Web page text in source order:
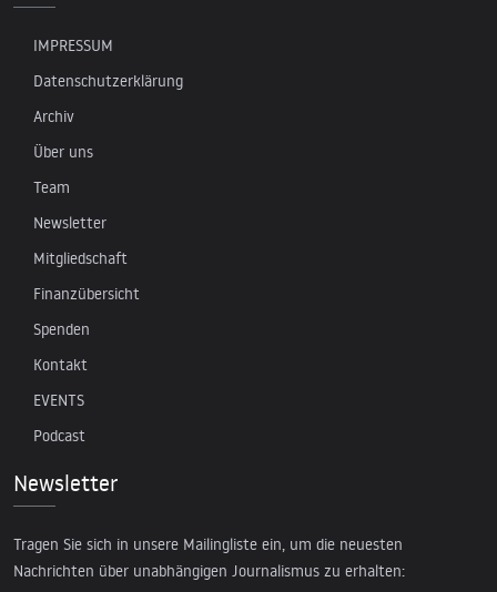
IMPRESSUM
Datenschutzerklärung
Archiv
Über uns
Team
Newsletter
Mitgliedschaft
Finanzübersicht
Spenden
Kontakt
EVENTS
Podcast
Newsletter
Tragen Sie sich in unsere Mailingliste ein, um die neuesten
Nachrichten über unabhängigen Journalismus zu erhalten: